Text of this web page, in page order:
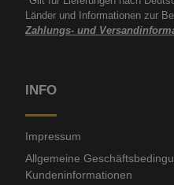
Länder und Informationen zur
Zahlungs- und
INFO
Impressum
Allgemeine
Kundeninformationen